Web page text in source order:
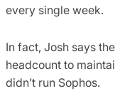
every single week.
In fact, Josh says
headcount to
didn’t run Sophos.